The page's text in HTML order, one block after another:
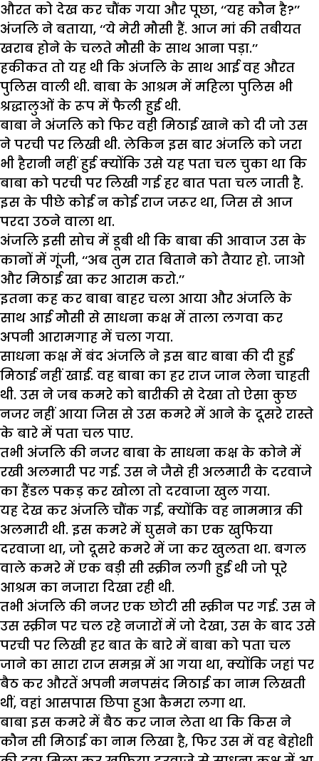
औरत को देख कर चौंक गया और पूछा, ‘‘यह कौन है?’’
अंजलि ने बताया, ‘‘ये मेरी मौसी हैं. आज मां की तबीयत
खराब होने के चलते मौसी के साथ आना पड़ा.’’
हकीकत तो यह थी कि अंजलि के साथ आई वह औरत
पुलिस वाली थी. बाबा के आश्रम में महिला पुलिस भी
श्रद्धालुओं के रूप में फैली हुई थी.
बाबा ने अंजलि को फिर वही मिठाई खाने को दी जो उस
ने परची पर लिखी थी. लेकिन इस बार अंजलि को जरा
भी हैरानी नहीं हुई क्योंकि उसे यह पता चल चुका था कि
बाबा को परची पर लिखी गई हर बात पता चल जाती है.
इस के पीछे कोई न कोई राज जरूर था, जिस से आज
परदा उठने वाला था.
अंजलि इसी सोच में डूबी थी कि बाबा की आवाज उस के
कानों में गूंजी, ‘‘अब तुम रात बिताने को तैयार हो. जाओ
और मिठाई खा कर आराम करो.’’
इतना कह कर बाबा बाहर चला आया और अंजलि के
साथ आई मौसी से साधना कक्ष में ताला लगवा कर
अपनी आरामगाह में चला गया.
साधना कक्ष में बंद अंजलि ने इस बार बाबा की दी हुई
मिठाई नहीं खाई. वह बाबा का हर राज जान लेना चाहती
थी. उस ने जब कमरे को बारीकी से देखा तो ऐसा कुछ
नजर नहीं आया जिस से उस कमरे में आने के दूसरे रास्ते
के बारे में पता चल पाए.
तभी अंजलि की नजर बाबा के साधना कक्ष के कोने में
रखी अलमारी पर गई. उस ने जैसे ही अलमारी के दरवाजे
का हैंडल पकड़ कर खोला तो दरवाजा खुल गया.
यह देख कर अंजलि चौंक गई, क्योंकि वह नाममात्र की
अलमारी थी. इस कमरे में घुसने का एक खुफिया
दरवाजा था, जो दूसरे कमरे में जा कर खुलता था. बगल
वाले कमरे में एक बड़ी सी स्क्रीन लगी हुई थी जो पूरे
आश्रम का नजारा दिखा रही थी.
तभी अंजलि की नजर एक छोटी सी स्क्रीन पर गई. उस ने
उस स्क्रीन पर चल रहे नजारों में जो देखा, उस के बाद उसे
परची पर लिखी हर बात के बारे में बाबा को पता चल
जाने का सारा राज समझ में आ गया था, क्योंकि जहां पर
बैठ कर औरतें अपनी मनपसंद मिठाई का नाम लिखती
थीं, वहां आसपास छिपा हुआ कैमरा लगा था.
बाबा इस कमरे में बैठ कर जान लेता था कि किस ने
कौन सी मिठाई का नाम लिखा है, फिर उस में वह बेहोशी